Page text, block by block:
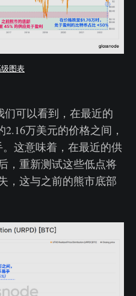
图表
们可以看到，在最近的
万美元的价格之间，
这意味着，在最近的供
，重新测试这些低点将
，这与之前的熊市底部